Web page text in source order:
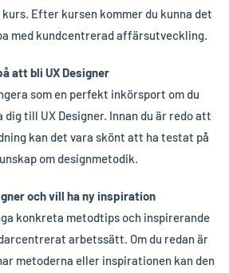
Efter kursen kommer du kunna det
med kundcentrerad affärsutveckling.
att bli UX Designer
som en perfekt inkörsport om du
till UX Designer. Innan du är redo att
kan det vara skönt att ha testat på
om designmetodik.
och vill ha ny inspiration
konkreta metodtips och inspirerande
arbetssätt. Om du redan är
metoderna eller inspirationen kan den